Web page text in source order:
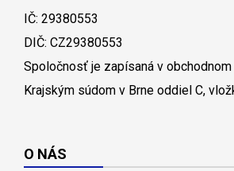
IČ: 29380553
DIČ: CZ29380553
Spoločnosť je zapísaná v
Krajským súdom v Brne oddiel C,
O NÁS